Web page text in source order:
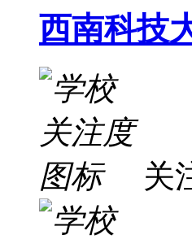
西南科技
关